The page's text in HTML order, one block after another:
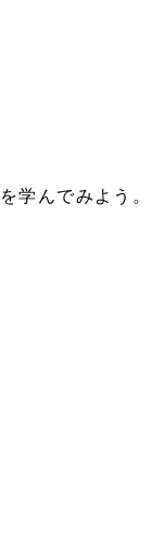
学んでみよう。